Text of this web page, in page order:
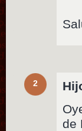
2
de